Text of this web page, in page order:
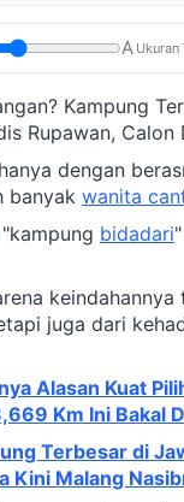
A Ukuran
Kampung
Rupawan, Calon
dengan
banyak wanita
bidadari
juga dari
Alasan Kuat
Km Ini Bakal
Terbesar di
Kini Malang